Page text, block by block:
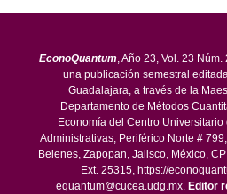
EconoQuantum , Año 23, Vol. 23
una publicación semestral
Guadalajara, a través de la
Departamento de Métodos
Economía del Centro
Administrativas, Periférico Norte #
Belenes, Zapopan, Jalisco, México,
Ext. 25315, https://
equantum@cucea.udg.mx. Editor